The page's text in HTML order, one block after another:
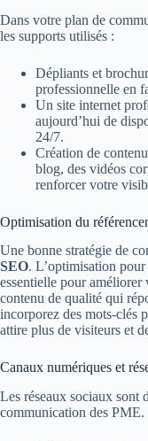
Dans votre plan de
les supports utilisés :
Dépliants et
professionnelle en
Un site internet
aujourd’hui de
24/7.
Création de
blog, des vidéos
renforcer votre
Optimisation du
Une bonne stratégie de
SEO. L’optimisation
essentielle pour
contenu de qualité qui
incorporez des mots-clés
attire plus de visiteurs et
Canaux numériques et
Les réseaux sociaux sont
communication des